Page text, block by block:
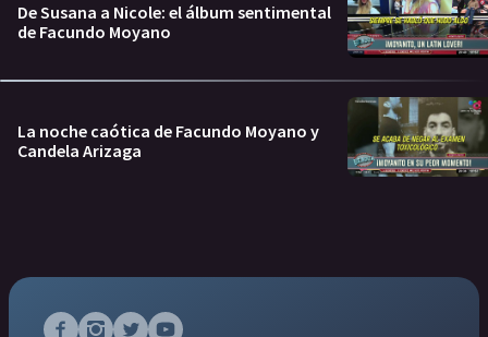
De Susana a Nicole: el álbum sentimental
de Facundo Moyano
La noche caótica de Facundo Moyano y
Candela Arizaga